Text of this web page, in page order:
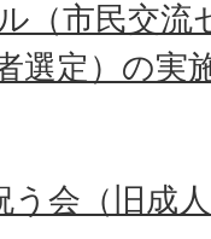
（市民交流
選定）の実
う会（旧成